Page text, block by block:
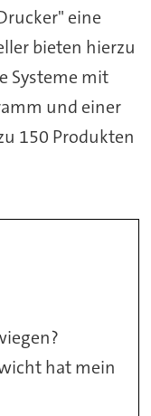
eine
bieten hierzu
Systeme mit
und einer
150 Produkten
hat mein